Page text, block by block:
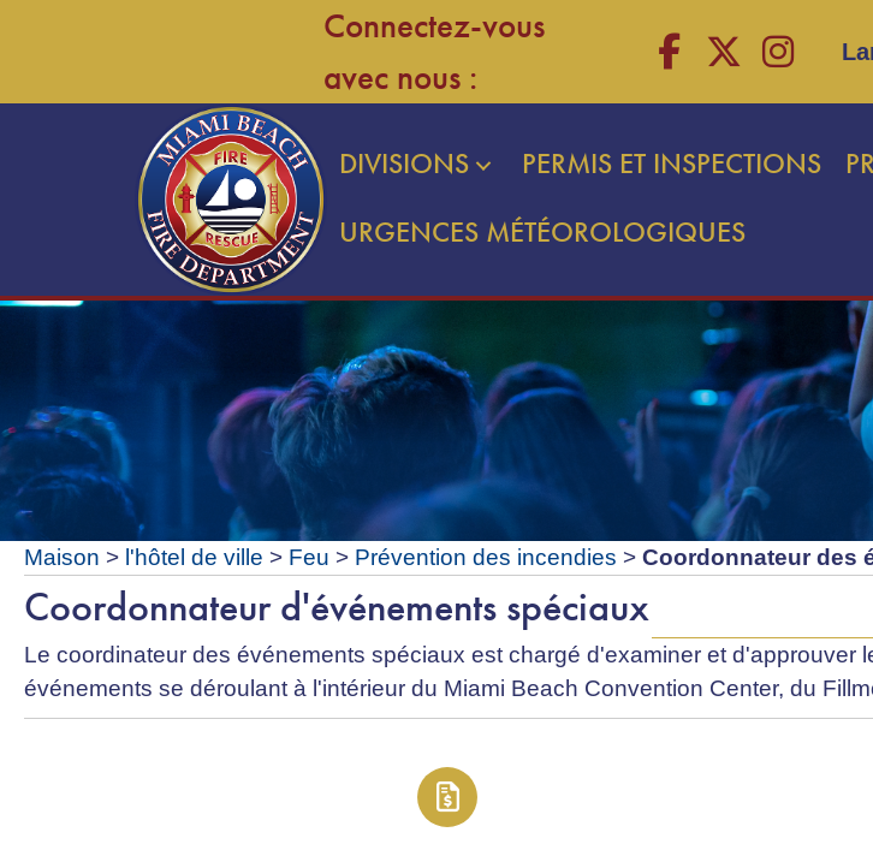
contenu
contenu
Connectez-vous
avec nous :
DIVISIONS PERMIS ET INSPECTIONS
URGENCES MÉTÉOROLOGIQUES
Maison > l'hôtel de ville > Feu > Prévention des incendies > Coordonnateur des
Coordonnateur d'événements spéciaux
Le coordinateur des événements spéciaux est chargé d'examiner et
événements se déroulant à l'intérieur du Miami Beach Convention Center, du